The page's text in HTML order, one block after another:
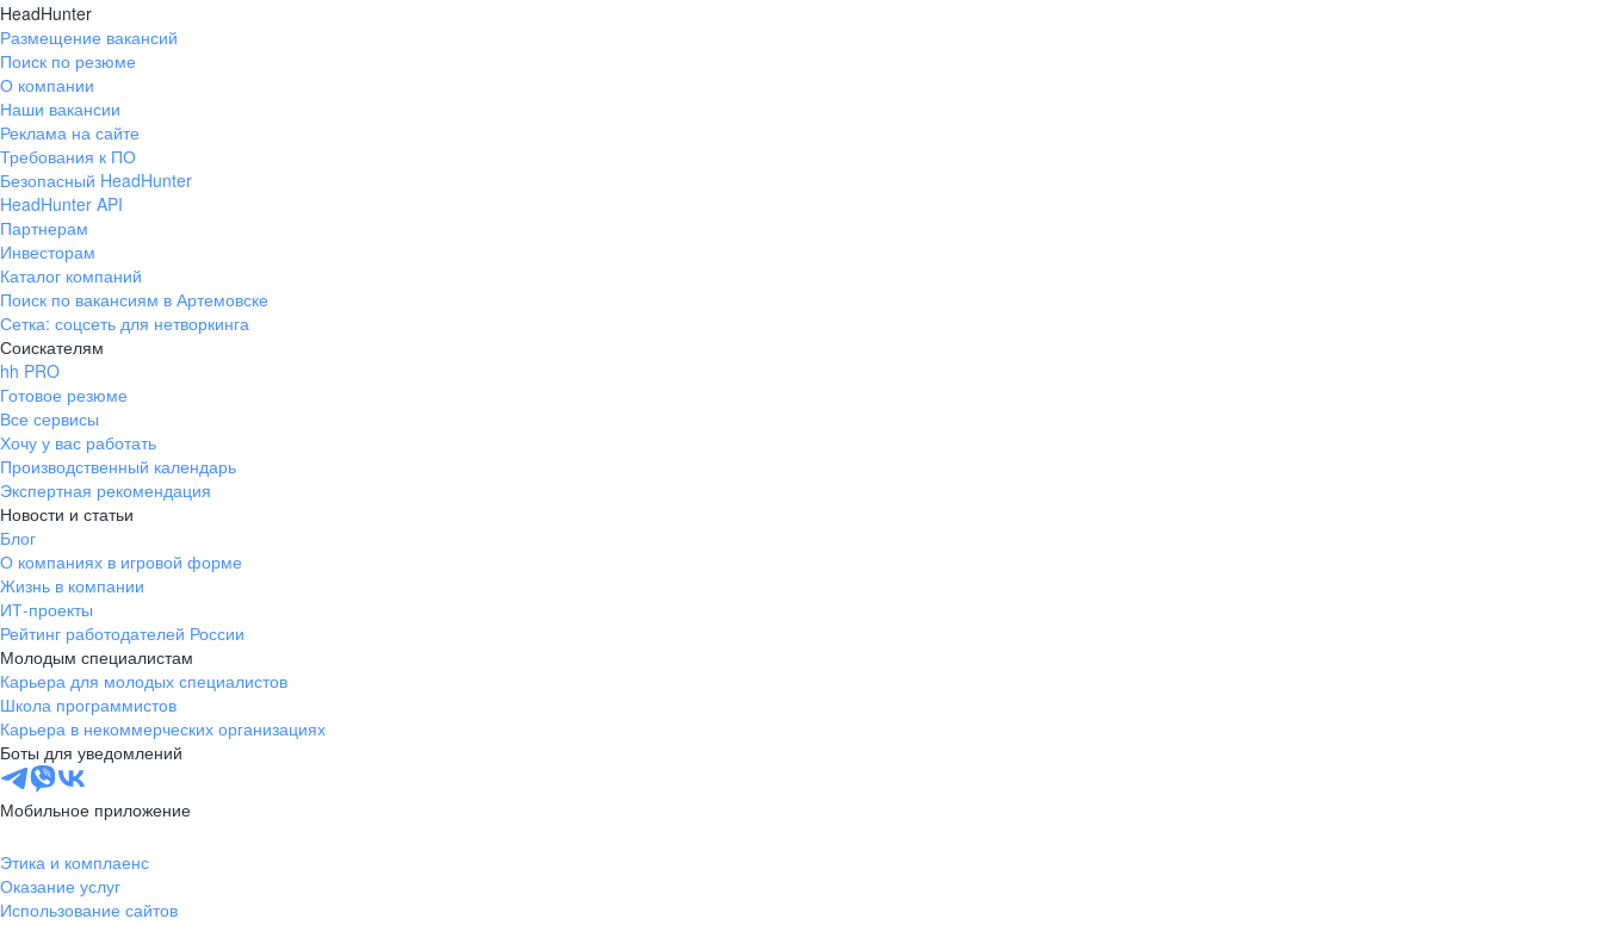
HeadHunter
Размещение вакансий
Поиск по резюме
О компании
Наши вакансии
Реклама на сайте
Требования к ПО
Безопасный HeadHunter
HeadHunter API
Партнерам
Инвесторам
Каталог компаний
Поиск по вакансиям в Артемовске
Сетка: соцсеть для нетворкинга
Соискателям
hh PRO
Готовое резюме
Все сервисы
Хочу у вас работать
Производственный календарь
Экспертная рекомендация
Новости и статьи
Блог
О компаниях в игровой форме
Жизнь в компании
ИТ-проекты
Рейтинг работодателей России
Молодым специалистам
Карьера для молодых специалистов
Школа программистов
Карьера в некоммерческих организациях
Боты для уведомлений
Мобильное приложение
Этика и комплаенс
Оказание услуг
Использование сайтов